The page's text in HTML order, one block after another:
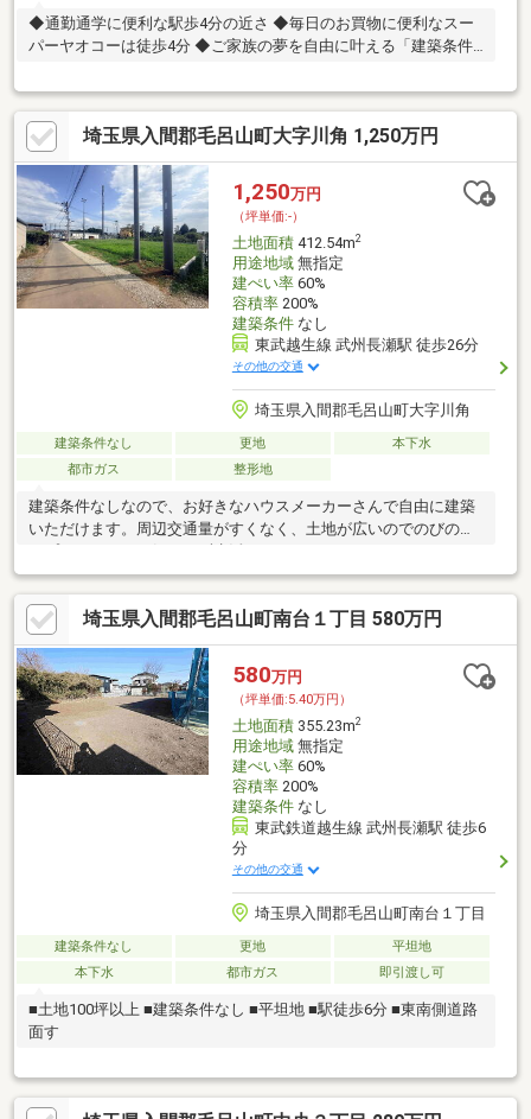
◆通勤通学に便利な駅歩4分の近さ ◆毎日のお買物に便利なスー
パーヤオコーは徒歩4分 ◆ご家族の夢を自由に叶える「建築条件
埼玉県入間郡毛呂山町大字川角 1,250万円
1,250万円
（坪単価:-）
土地面積412.54m2
用途地域無指定
建ぺい率60%
容積率200%
建築条件なし
東武越生線 武州長瀬駅 徒歩26分
その他の交通
埼玉県入間郡毛呂山町大字川角
建築条件なし 更地
本下水
都市ガス
整形地
建築条件なしなので、お好きなハウスメーカーさんで自由に建築
いただけます。周辺交通量がすくなく、土地が広いのでのびのび
埼玉県入間郡毛呂山町南台１丁目 580万円
580万円
（坪単価:5.40万円）
土地面積355.23m2
用途地域無指定
建ぺい率60%
容積率200%
建築条件なし
東武鉄道越生線 武州長瀬駅 徒歩6
分
その他の交通
埼玉県入間郡毛呂山町南台１丁目
建築条件なし 更地
平坦地
本下水
都市ガス 即引渡し可
■土地100坪以上 ■建築条件なし ■平坦地 ■駅徒歩6分 ■東南側道路
面す